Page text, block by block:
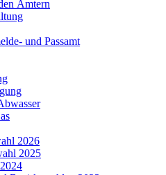
Ämtern
und Passamt
2026
2025